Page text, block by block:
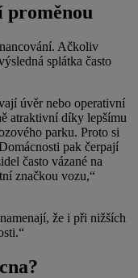
proměnou
Ačkoliv
splátka často
úvěr nebo operativní
atraktivní díky lepšímu
parku. Proto si
pak čerpají
často vázané na
značkou vozu,“
že i při nižších